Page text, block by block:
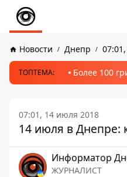
Новости Днепр
ТОПТЕМА: Более 100
07:01, 14 июля 2018
14 июля в Днепре:
Информатор
ЖУРНАЛИСТ